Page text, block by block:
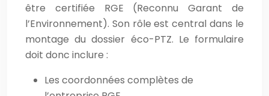
être certifiée RGE (Reconnu Garant de
l’Environnement). Son rôle est central dans le
montage du dossier éco-PTZ. Le formulaire
doit donc inclure :
Les coordonnées complètes de